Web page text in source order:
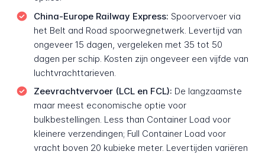
China-Europe Railway Express: Spoorvervoer via
het Belt and Road spoorwegnetwerk. Levertijd van
ongeveer 15 dagen, vergeleken met 35 tot 50
dagen per schip. Kosten zijn ongeveer een vijfde van
luchtvrachttarieven.
Zeevrachtvervoer (LCL en FCL): De langzaamste
maar meest economische optie voor
bulkbestellingen. Less than Container Load voor
kleinere verzendingen; Full Container Load voor
vracht boven 20 kubieke meter. Levertijden variëren